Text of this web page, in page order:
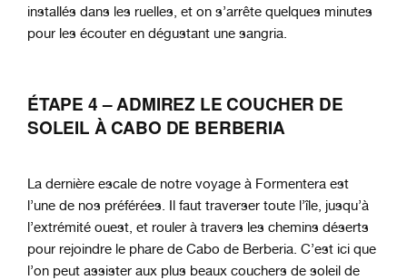
installés dans les ruelles, et on s’arrête quelques minutes
pour les écouter en dégustant une sangria.
ÉTAPE 4– ADMIREZ LE COUCHER DE
SOLEIL À CABO DE BERBERIA
La dernière escale de notre voyage à Formentera est
l’une de nos préférées. Il faut traverser toute l’île, jusqu’à
l’extrémité ouest, et rouler à travers les chemins déserts
pour rejoindre le phare de Cabo de Berberia. C’est ici que
l’on peut assister aux plus beaux couchers de soleil de